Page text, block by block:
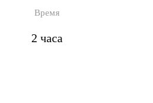
Время
2 часа